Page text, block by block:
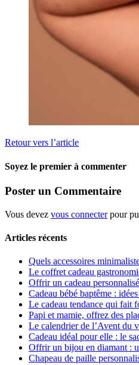
Retour vers l’article
Soyez le premier à commenter
Poster un Commentaire
Vous devez vous connecterpour
Articles récents
Quels accessoires
Le coffret cadeau
Offrir un cadeau
Cadeau bébé baptême :
Le cadeau tendance qui fait
Papi et mamie, offrez des
Le calendrier de l’Avent du
Cadeau idéal pour elle : le
Offrir un bijou en diamant :
Chapeau de paille